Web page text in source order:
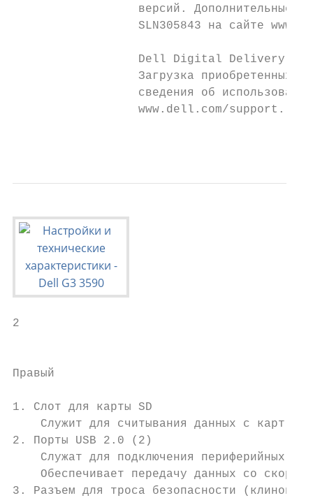
версий. Дополнительные
SLN305843 на сайте
                  Dell Digital Delivery
Загрузка приобретенных
сведения об
                  www.dell.com/support.
2
Правый
1. Слот для карты SD
Служит для считывания данных с карт
2. Порты USB 2.0 (2)
Служат для подключения периферийных
Обеспечивает передачу данных со
3. Разъем для троса безопасности